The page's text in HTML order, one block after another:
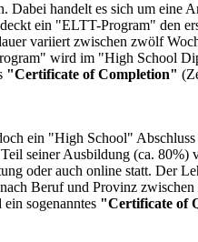
handelt es sich um eine
ein "ELTT-Program" den
variiert zwischen zwölf
wird im "High School
"Certificate of Completion"
ein "High School"
seiner Ausbildung (ca.
oder auch online statt. Der
Beruf und Provinz
sogenanntes "Certificate of